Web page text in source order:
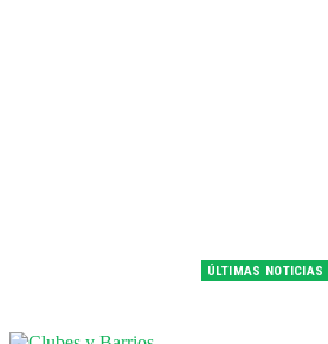
ÚLTIMAS NOTICIAS